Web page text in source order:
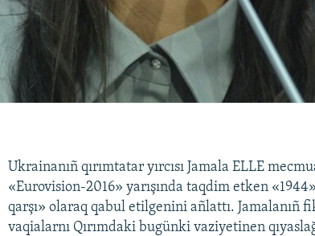
Ukrainanıñ qırımtatar yırcısı Jamala ELLE
«Eurovision-2016» yarışında taqdim etken
qarşı» olaraq qabul etilgenini añlattı. Jamalanıñ
vaqialarnı Qırımdaki bugünki vaziyetinen